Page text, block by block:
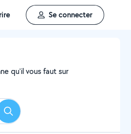
Se connecter
qu'il vous faut sur
Rechercher